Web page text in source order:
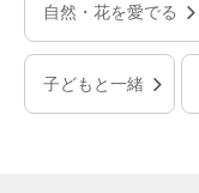
自然・花を愛でる
子どもと一緒